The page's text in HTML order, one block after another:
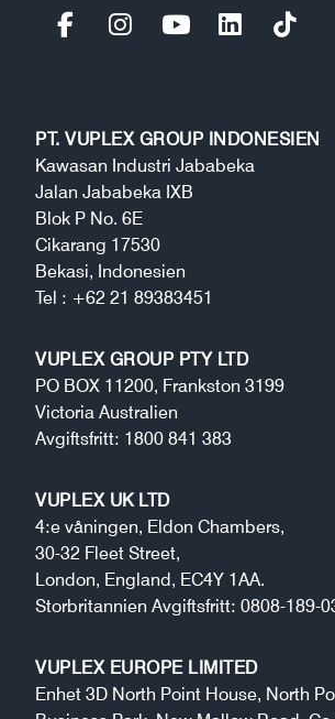
PT. VUPLEX GROUP INDONESIEN
Kawasan Industri Jababeka
Jalan Jababeka IXB
Blok P No. 6E
Cikarang 17530
Bekasi, Indonesien
Tel : +62 21 89383451
VUPLEX GROUP PTY LTD
PO BOX 11200, Frankston 3199
Victoria Australien
Avgiftsfritt: 1800 841 383
VUPLEX UK LTD
4:e våningen, Eldon Chambers,
30-32 Fleet Street,
London, England, EC4Y 1AA.
Storbritannien Avgiftsfritt: 0808-189-
VUPLEX EUROPE LIMITED
Enhet 3D North Point House, North